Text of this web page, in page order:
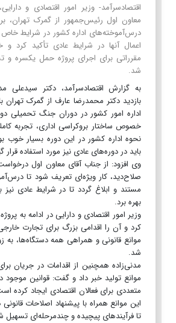
اقتصادسرآمد- وزیر امور اقتصادی و
معاون اول رئیس‌جمهور از گمرک تهران،
درس‌آموخته‌های اداره کشور در شرایط
اعمال آنها در شرایط عادی تأکید کرد و
مقرراتی برای اجرای پروژه حمل یکسره و
شد.
به گزارش اقتصادسرآمد، دکتر سیدعلی
بازدید دکتر محمدرضا عارف از گمرک تهران
اداره امور کشور در دوران جنگ تحمیلی
خصوص ساختار بروکراسی اداری، تجربه
نحوه اداره کشور در این دوره بسیار خوب
باید در دوره‌های عادی نیز مورد استفاده قرار
وی افزود: از جناب آقای معاون اول
صلاح‌دید، کار ویژه‌ای تعریف شود تا
مستند و ابلاغ گردد تا در شرایط عادی نیز
بهره برد.
وزیر امور اقتصادی و دارایی در ادامه به
کرد و آن را اقدامی بزرگ برای تجارت
موانع قانونی و همراهی همه دستگاه‌ها، به
شد.
مدنی‌زاده همچنین از اقدامات در جریان
موانع تولید خبر داد و گفت: قوانین موجود
متعددی برای فعالان اقتصادی ایجاد کرده
این موانع همراه با پیشنهاد اصلاحات
تا فرآیندهای پیچیده و چندمرحله‌ای تسهیل